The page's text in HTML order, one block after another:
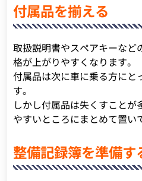
付属品を揃える
取扱説明書やスペアキーなど
格が上がりやすくなります。
付属品は次に車に乗る方にと
す。
しかし付属品は失くすことが
やすいところにまとめて置い
整備記録簿を準備す